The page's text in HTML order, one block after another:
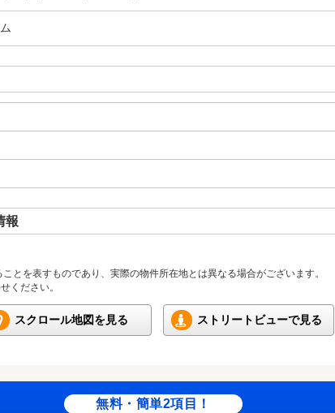
報
とを表すものであり、実際の物件所在地とは異なる場合がございます。
ください。
スクロール地図を見る ストリートビューで見る
無料・簡単2項目！